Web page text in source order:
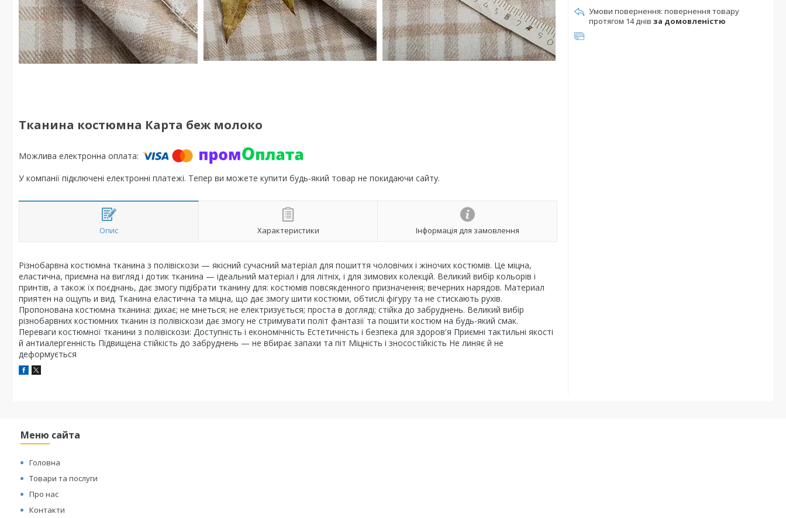
Тканина костюмна Карта беж молоко
У компанії підключені електронні платежі. Тепер ви можете купити будь-який товар не покидаючи сайту.
Опис Характеристики Інформація для замовлення
Різнобарвна костюмна тканина з полівіскози — якісний сучасний матеріал для пошиття чоловічих і жіночих костюмів. Це міцна,
еластична, приємна на вигляд і дотик тканина — ідеальний матеріал і для літніх, і для зимових колекцій. Великий вибір кольорів і
принтів, а також їх поєднань, дає змогу підібрати тканину для: костюмів повсякденного призначення; вечерних нарядов. Материал
приятен на ощупь и вид. Тканина еластична та міцна, що дає змогу шити костюми, обтислі фігуру та не стискають рухів.
Пропонована костюмна тканина: дихає; не мнеться; не електризується; проста в догляді; стійка до забруднень. Великий вибір
різнобарвних костюмних тканин із полівіскози дає змогу не стримувати політ фантазії та пошити костюм на будь-який смак.
Переваги костюмної тканини з полівіскози: Доступність і економічність Естетичність і безпека для здоров'я Приємні тактильні якості
й антиалергенність Підвищена стійкість до забруднень — не вбирає запахи та піт Міцність і зносостійкість Не линяє й не
деформується
повернення товару
протягом 14 днів за домовленістю
Меню сайта
Головна
Товари та послуги
Про нас
Контакти